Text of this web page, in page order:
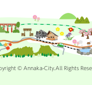
© Annaka-City.All Rights